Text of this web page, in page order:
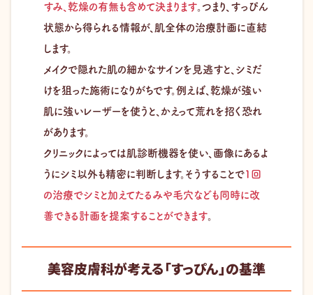
すみ、乾燥の有無も含めて決まります。つまり、すっぴん
状態から得られる情報が、肌全体の治療計画に直結
します。
メイクで隠れた肌の細かなサインを見逃すと、シミだ
けを狙った施術になりがちです。例えば、乾燥が強い
肌に強いレーザーを使うと、かえって荒れを招く恐れ
があります。
クリニックによっては肌診断機器を使い、画像にあるよ
うにシミ以外も精密に判断します。そうすることで1回
の治療でシミと加えてたるみや毛穴なども同時に改
善できる計画を提案することができます。
美容皮膚科が考える「すっぴん」の基準